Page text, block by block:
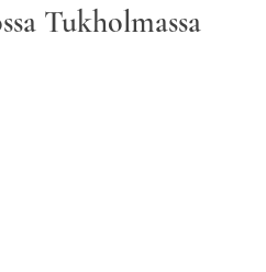
Tukholmassa